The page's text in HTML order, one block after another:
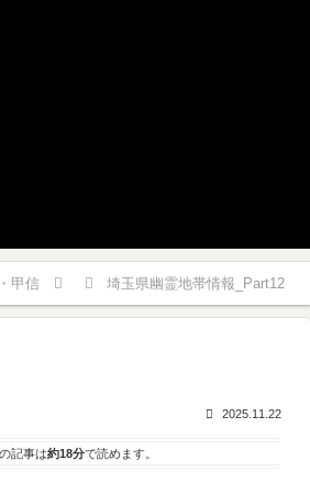
甲信 埼玉県幽霊地帯情報_Part12
2025.11.22
記事は約18分で読めます。